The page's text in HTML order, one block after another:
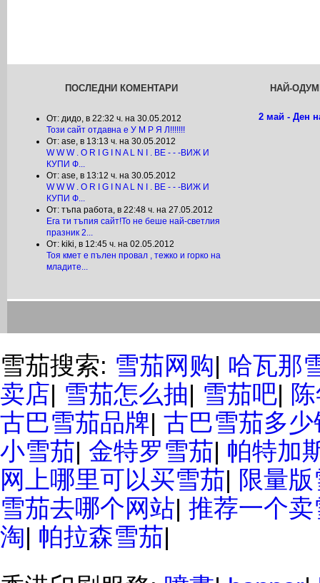
ПОСЛЕДНИ КОМЕНТАРИ
От: дидо, в 22:32 ч. на 30.05.2012
Този сайт отдавна е У М Р Я Л!!!!!!!
От: ase, в 13:13 ч. на 30.05.2012
W W W . O R I G I N A L N I . BE - - -ВИЖ И
КУПИ Ф...
От: ase, в 13:12 ч. на 30.05.2012
W W W . O R I G I N A L N I . BE - - -ВИЖ И
КУПИ Ф...
От: тъпа работа, в 22:48 ч. на 27.05.2012
Ега ти тъпия сайт!То не беше най-светлия
празник 2...
От: kiki, в 12:45 ч. на 02.05.2012
Тоя кмет е пълен провал , тежко и горко на
младите...
НАЙ-
2 май - Ден
雪茄搜索: 雪茄网购| 哈瓦那
卖店| 雪茄怎么抽| 雪茄吧|
古巴雪茄品牌| 古巴雪茄多
小雪茄| 金特罗雪茄| 帕特加
网上哪里可以买雪茄| 限量
雪茄去哪个网站| 推荐一个
淘| 帕拉森雪茄|